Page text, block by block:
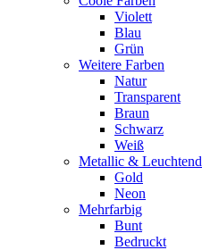
Violett
Blau
Grün
Weitere Farben
Natur
Transparent
Braun
Schwarz
Weiß
Metallic & Leuchtend
Gold
Neon
Mehrfarbig
Bunt
Bedruckt